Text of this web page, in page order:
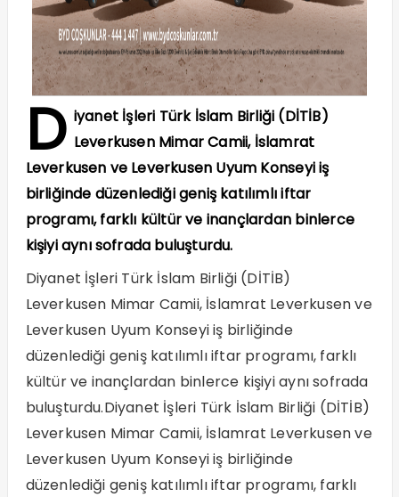
D iyanet İşleri Türk İslam Birliği (DİTİB)
Leverkusen Mimar Camii, İslamrat
Leverkusen ve Leverkusen Uyum Konseyi iş
birliğinde düzenlediği geniş katılımlı iftar
programı, farklı kültür ve inançlardan binlerce
kişiyi aynı sofrada buluşturdu.
Diyanet İşleri Türk İslam Birliği (DİTİB)
Leverkusen Mimar Camii, İslamrat Leverkusen ve
Leverkusen Uyum Konseyi iş birliğinde
düzenlediği geniş katılımlı iftar programı, farklı
kültür ve inançlardan binlerce kişiyi aynı sofrada
buluşturdu.Diyanet İşleri Türk İslam Birliği (DİTİB)
Leverkusen Mimar Camii, İslamrat Leverkusen ve
Leverkusen Uyum Konseyi iş birliğinde
düzenlediği geniş katılımlı iftar programı, farklı